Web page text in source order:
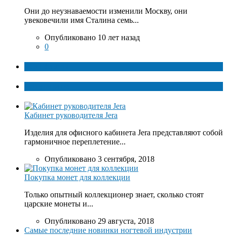
Они до неузнаваемости изменили Москву, они
увековечили имя Сталина семь...
Опубликовано 10 лет назад
0
Кабинет руководителя Jera
Изделия для офисного кабинета Jera представляют собой
гармоничное переплетение...
Опубликовано 3 сентября, 2018
Покупка монет для коллекции
Только опытный коллекционер знает, сколько стоят
царские монеты и...
Опубликовано 29 августа, 2018
Самые последние новинки ногтевой индустрии